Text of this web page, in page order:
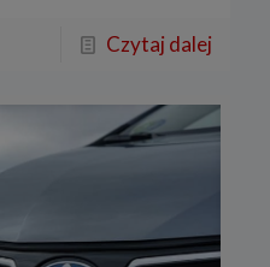
Czytaj dalej